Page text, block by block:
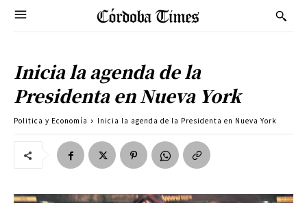
Inicia la agenda de la
Presidenta en Nueva York
Politica y Economía Inicia la agenda de la Presidenta en Nueva York